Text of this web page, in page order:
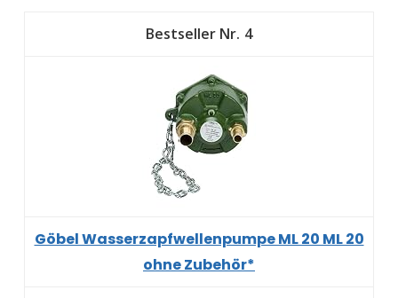
4
Göbel Wasserzapfwellenpumpe ML 20 ML 20
ohne Zubehör*